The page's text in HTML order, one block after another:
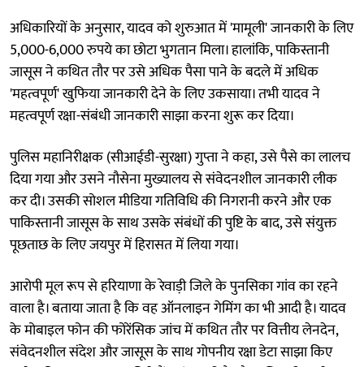
अधिकारियों के अनुसार, यादव को शुरुआत में 'मामूली' जानकारी के लिए
5,000-6,000 रुपये का छोटा भुगतान मिला। हालांकि, पाकिस्तानी
जासूस ने कथित तौर पर उसे अधिक पैसा पाने के बदले में अधिक
'महत्वपूर्ण' खुफिया जानकारी देने के लिए उकसाया। तभी यादव ने
महत्वपूर्ण रक्षा-संबंधी जानकारी साझा करना शुरू कर दिया।
पुलिस महानिरीक्षक (सीआईडी-सुरक्षा) गुप्ता ने कहा, उसे पैसे का लालच
दिया गया और उसने नौसेना मुख्यालय से संवेदनशील जानकारी लीक
कर दी। उसकी सोशल मीडिया गतिविधि की निगरानी करने और एक
पाकिस्तानी जासूस के साथ उसके संबंधों की पुष्टि के बाद, उसे संयुक्त
पूछताछ के लिए जयपुर में हिरासत में लिया गया।
आरोपी मूल रूप से हरियाणा के रेवाड़ी जिले के पुनसिका गांव का रहने
वाला है। बताया जाता है कि वह ऑनलाइन गेमिंग का भी आदी है। यादव
के मोबाइल फोन की फोरेंसिक जांच में कथित तौर पर वित्तीय लेनदेन,
संवेदनशील संदेश और जासूस के साथ गोपनीय रक्षा डेटा साझा किए